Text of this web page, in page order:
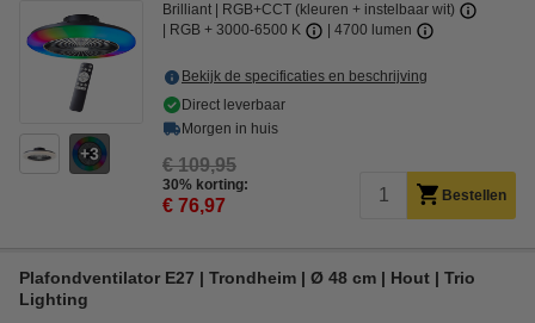
3
Brilliant
RGB+CCT (kleuren + instelbaar wit)
RGB + 3000-6500 K
4700 lumen
Bekijk de specificaties en beschrijving
Direct leverbaar
Morgen in huis
€ 109,95
30% korting:
€ 76,97 Bestellen
Plafondventilator E27 | Trondheim | Ø 48 cm | Hout | Trio
Lighting